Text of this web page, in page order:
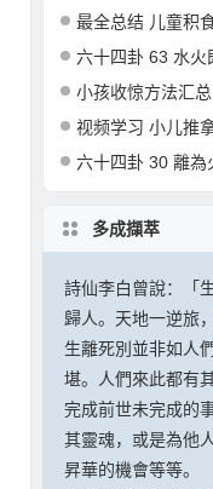
最全总结 儿童积
六十四卦 63 水火
小孩收惊方法汇总
视频学习 小儿推拿穴位之
六十四卦 30 離為
多成擷萃
詩仙李白曾說：「
歸人。天地一逆旅
生離死別並非如人
堪。人們來此都有
完成前世未完成的
其靈魂，或是為他
昇華的機會等等。